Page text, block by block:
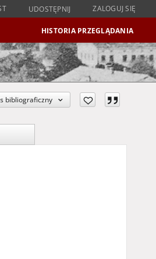
UDOSTĘPNIJ ZALOGUJ SIĘ
HISTORIA PRZEGLĄDANIA
bibliograficzny